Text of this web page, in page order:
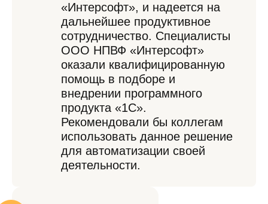
«Интерсофт», и надеется на
дальнейшее продуктивное
сотрудничество. Специалисты
ООО НПВФ «Интерсофт»
оказали квалифицированную
помощь в подборе и
внедрении программного
продукта «1С».
Рекомендовали бы коллегам
использовать данное решение
для автоматизации своей
деятельности.